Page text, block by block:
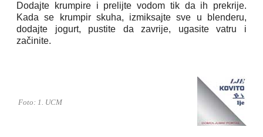
Dodajte krumpire i prelijte vodom tik da ih prekrije.
Kada se krumpir skuha, izmiksajte sve u blenderu,
dodajte jogurt, pustite da zavrije, ugasite vatru i
začinite.
Foto: 1. UCM